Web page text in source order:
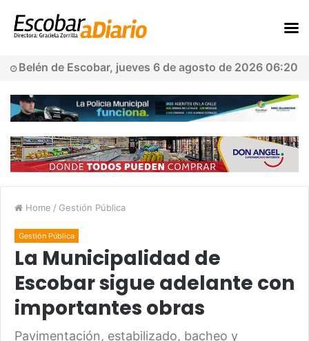
Belén de Escobar, jueves 6 de agosto de 2026 06:20
Home / Gestión Pública
Gestión Pública
La Municipalidad de
Escobar sigue adelante con
importantes obras
Pavimentación, estabilizado, bacheo y